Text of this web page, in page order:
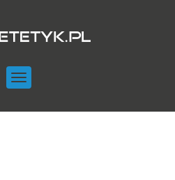
Toggle
navigation